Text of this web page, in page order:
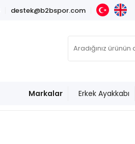
destek@b2bspor.com
Markalar Erkek Ayakkabı